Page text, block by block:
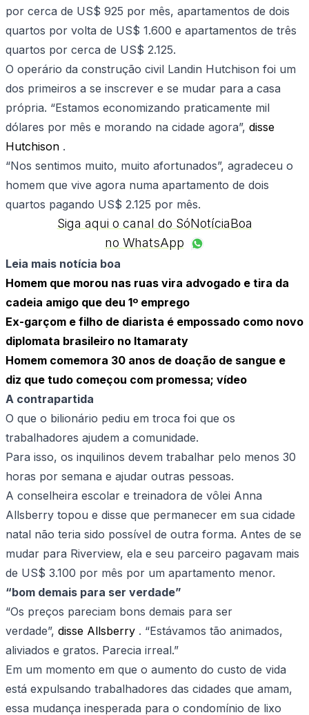
por cerca de US$ 925 por mês, apartamentos de dois
quartos por volta de US$ 1.600 e apartamentos de três
quartos por cerca de US$ 2.125.
O operário da construção civil Landin Hutchison foi um
dos primeiros a se inscrever e se mudar para a casa
própria. “Estamos economizando praticamente mil
dólares por mês e morando na cidade agora”, disse
Hutchison .
“Nos sentimos muito, muito afortunados”, agradeceu o
homem que vive agora numa apartamento de dois
quartos pagando US$ 2.125 por mês.
Siga aqui o canal do SóNotíciaBoa
no WhatsApp
Leia mais notícia boa
Homem que morou nas ruas vira advogado e tira da
cadeia amigo que deu 1º emprego
Ex-garçom e filho de diarista é empossado como novo
diplomata brasileiro no Itamaraty
Homem comemora 30 anos de doação de sangue e
diz que tudo começou com promessa; vídeo
A contrapartida
O que o bilionário pediu em troca foi que os
trabalhadores ajudem a comunidade.
Para isso, os inquilinos devem trabalhar pelo menos 30
horas por semana e ajudar outras pessoas.
A conselheira escolar e treinadora de vôlei Anna
Allsberry topou e disse que permanecer em sua cidade
natal não teria sido possível de outra forma. Antes de se
mudar para Riverview, ela e seu parceiro pagavam mais
de US$ 3.100 por mês por um apartamento menor.
“bom demais para ser verdade”
“Os preços pareciam bons demais para ser
verdade”, disse Allsberry . “Estávamos tão animados,
aliviados e gratos. Parecia irreal.”
Em um momento em que o aumento do custo de vida
está expulsando trabalhadores das cidades que amam,
essa mudança inesperada para o condomínio de lixo